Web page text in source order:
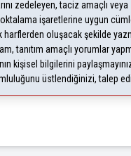
zedeleyen, taciz amaçlı veya
işaretlerine uygun
oluşacak şekilde
tanıtım amaçlı yorumlar
kişisel bilgilerini
üstlendiğinizi, talep